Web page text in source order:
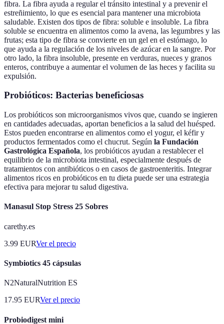
fibra. La fibra ayuda a regular el tránsito intestinal y a prevenir el
estreñimiento, lo que es esencial para mantener una microbiota
saludable. Existen dos tipos de fibra: soluble e insoluble. La fibra
soluble se encuentra en alimentos como la avena, las legumbres y las
frutas; esta tipo de fibra se convierte en un gel en el estómago, lo
que ayuda a la regulación de los niveles de azúcar en la sangre. Por
otro lado, la fibra insoluble, presente en verduras, nueces y granos
enteros, contribuye a aumentar el volumen de las heces y facilita su
expulsión.
Probióticos: Bacterias beneficiosas
Los probióticos son microorganismos vivos que, cuando se ingieren
en cantidades adecuadas, aportan beneficios a la salud del huésped.
Estos pueden encontrarse en alimentos como el yogur, el kéfir y
productos fermentados como el chucrut. Según la Fundación
Gastrológica Española, los probióticos ayudan a restablecer el
equilibrio de la microbiota intestinal, especialmente después de
tratamientos con antibióticos o en casos de gastroenteritis. Integrar
alimentos ricos en probióticos en tu dieta puede ser una estrategia
efectiva para mejorar tu salud digestiva.
Manasul Stop Stress 25 Sobres
carethy.es
3.99 EURVer el precio
Symbiotics 45 cápsulas
N2NaturalNutrition ES
17.95 EURVer el precio
Probiodigest mini